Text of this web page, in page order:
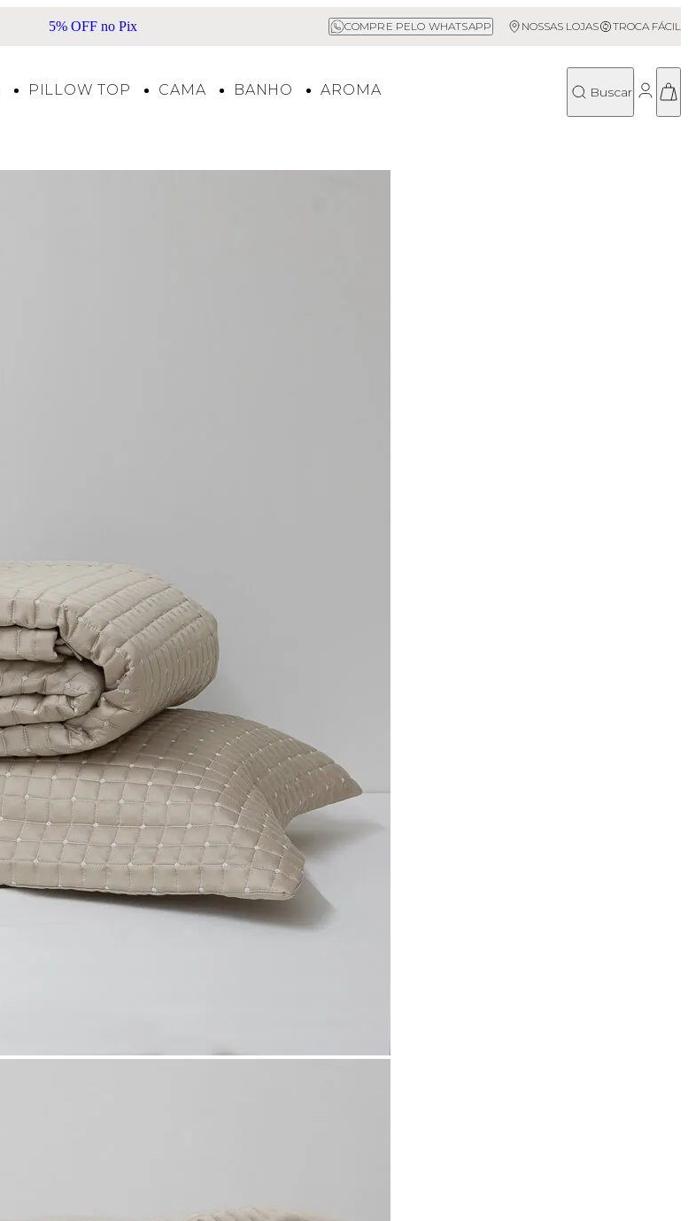
5% OFF no Pix Frete Grátis acima de R$500*
COMPRE PELO WHATSAPP NOSSAS LOJAS TROCA FÁCIL
PILLOW TOP CAMA BANHO AROMA Buscar